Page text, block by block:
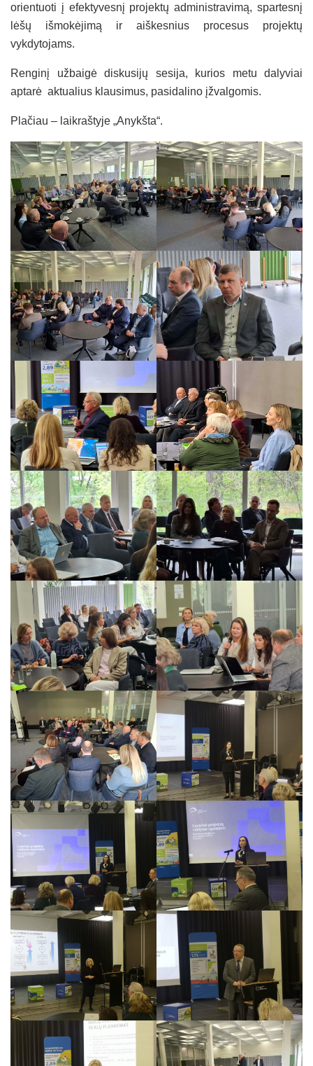
orientuoti į efektyvesnį projektų administravimą, spartesnį
lėšų išmokėjimą ir aiškesnius procesus projektų
vykdytojams.
Renginį užbaigė diskusijų sesija, kurios metu dalyviai
aptarė aktualius klausimus, pasidalino įžvalgomis.
Plačiau – laikraštyje „Anykšta“.